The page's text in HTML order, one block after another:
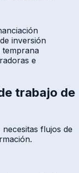
inversión
temprana
e
trabajo de
flujos de